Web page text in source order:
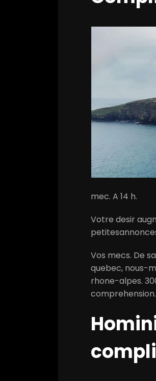
mec. A 14 h.
Votre desir
Vos mecs. De
quebec, nous-
rhone-alpes.
comprehension.